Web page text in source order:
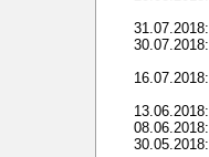
31.07.2018:
30.07.2018:
16.07.2018:
13.06.2018:
08.06.2018:
30.05.2018: